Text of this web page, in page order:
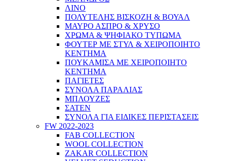
ΛΙΝΟ
ΠΟΛΥΤΕΛΗΣ ΒΙΣΚΟΖΗ & ΒΟΥΑΛ
ΜΑΥΡΟ ΑΣΠΡΟ & ΧΡΥΣΟ
ΧΡΩΜΑ & ΨΗΦΙΑΚΟ ΤΥΠΩΜΑ
ΦΟΥΤΕΡ ΜΕ ΣΤΥΛ & ΧΕΙΡΟΠΟΙΗΤΟ
ΚΕΝΤΗΜΑ
ΠΟΥΚΑΜΙΣΑ ΜΕ ΧΕΙΡΟΠΟΙΗΤΟ
ΚΕΝΤΗΜΑ
ΠΑΓΙΕΤΕΣ
ΣΥΝΟΛΑ ΠΑΡΑΛΙΑΣ
ΜΠΛΟΥΖΕΣ
ΣΑΤΕΝ
ΣΥΝΟΛΑ ΓΙΑ ΕΙΔΙΚΕΣ ΠΕΡΙΣΤΑΣΕΙΣ
FW 2022-2023
FAB COLLECTION
WOOL COLLECTION
ZAKAR COLLECTION